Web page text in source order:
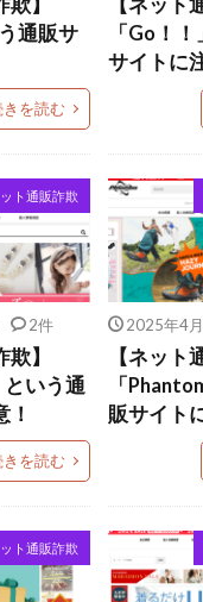
ト
グ
シャワーヘッド
KAWARA HONTEN
SKHMI
TINSAPショ
販売手数料 Orbit
Butter finger Farland
WEB限定 SPACE
訳アリ
JP ONLINESHOP
kobo
バッグモール
鈴鹿
通販
Sugshop 通販
スタート
送ら
】
通販サ
きを読む
【ネット
「Go！
サイトに
ト通販詐欺
2件
】
という通
きを読む
2025年4
【ネット
「
販サイト
ト通販詐欺